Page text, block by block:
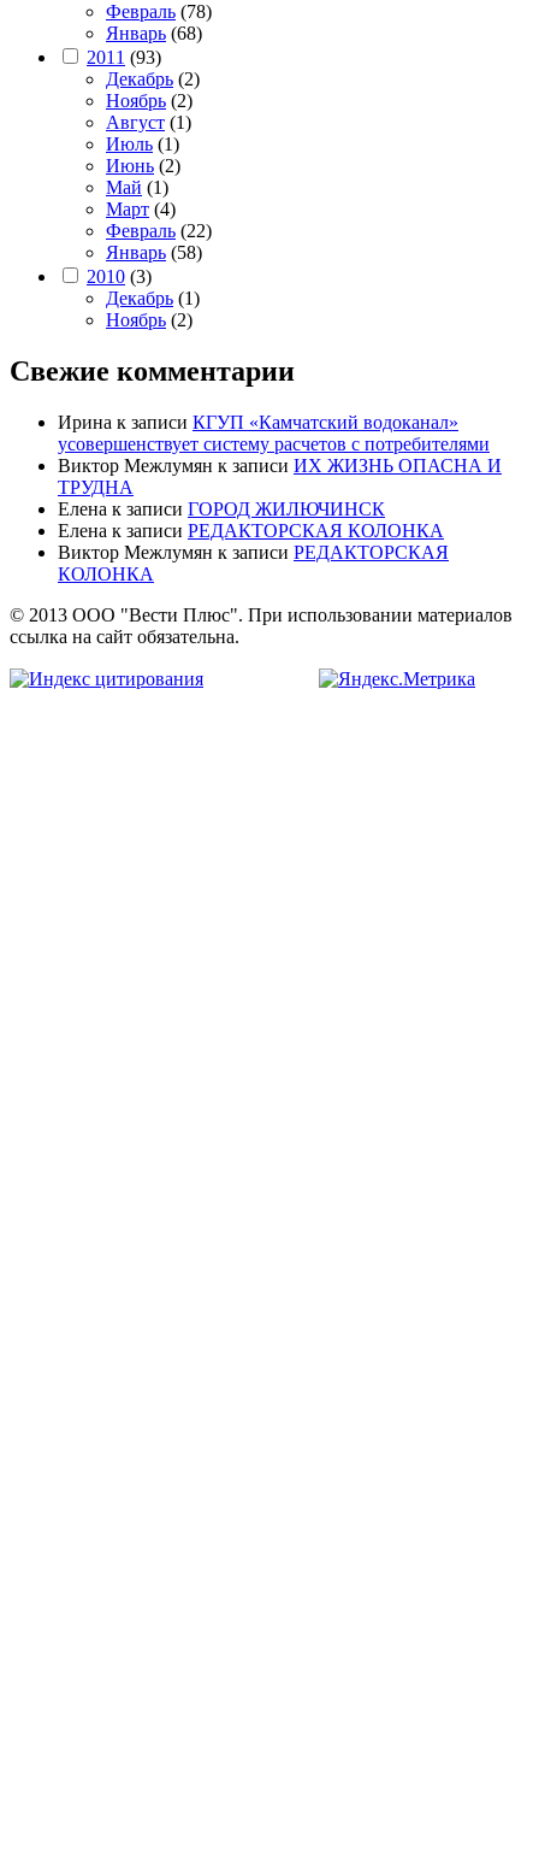
Февраль (78)
Январь (68)
2011 (93)
Декабрь (2)
Ноябрь (2)
Август (1)
Июль (1)
Июнь (2)
Май (1)
Март (4)
Февраль (22)
Январь (58)
2010 (3)
Декабрь (1)
Ноябрь (2)
Свежие комментарии
Ирина к записи КГУП «Камчатский водоканал»
усовершенствует систему расчетов с потребителями
Виктор Межлумян к записи ИХ ЖИЗНЬ ОПАСНА И
ТРУДНА
Елена к записи ГОРОД ЖИЛЮЧИНСК
Елена к записи РЕДАКТОРСКАЯ КОЛОНКА
Виктор Межлумян к записи РЕДАКТОРСКАЯ
КОЛОНКА
© 2013 ООО "Вести Плюс". При использовании материалов
ссылка на сайт обязательна.